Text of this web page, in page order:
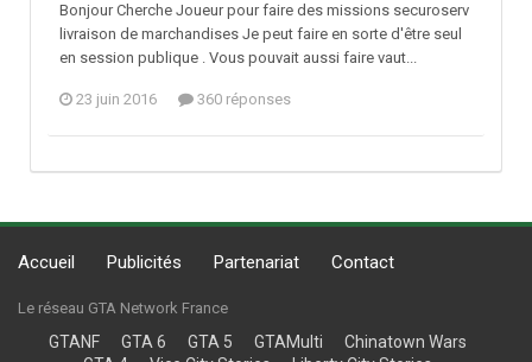
Bonjour Cherche Joueur pour faire des missions securoserv
livraison de marchandises Je peut faire en sorte d'être seul
en session publique . Vous pouvait aussi faire vaut...
23 juin 2016 360 réponses
Accueil Publicités Partenariat Contact
Le réseau GTA Network France
GTANF GTA 6 GTA 5 GTAMulti
Chinatown Wars